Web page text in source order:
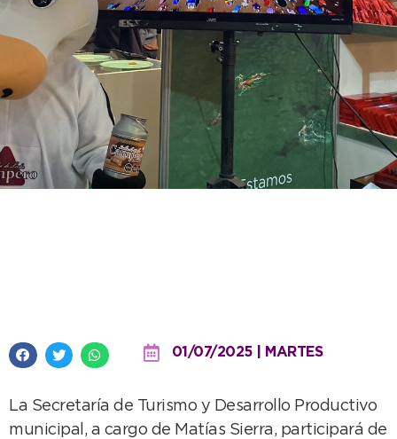
01/07/2025 | MARTES
La Secretaría de Turismo y Desarrollo Productivo
municipal, a cargo de Matías Sierra, participará de